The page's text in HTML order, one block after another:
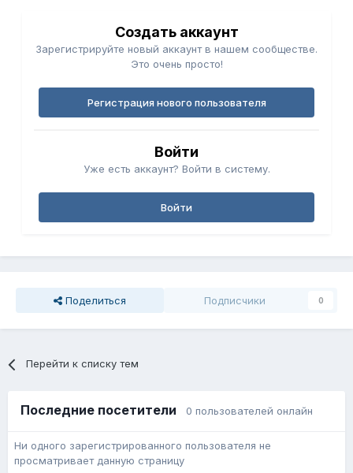
Создать аккаунт
Зарегистрируйте новый аккаунт в нашем сообществе.
Это очень просто!
Регистрация нового пользователя
Войти
Уже есть аккаунт? Войти в систему.
Войти
Поделиться Подписчики 0
Перейти к списку тем
Последние посетители 0 пользователей онлайн
Ни одного зарегистрированного пользователя не
просматривает данную страницу